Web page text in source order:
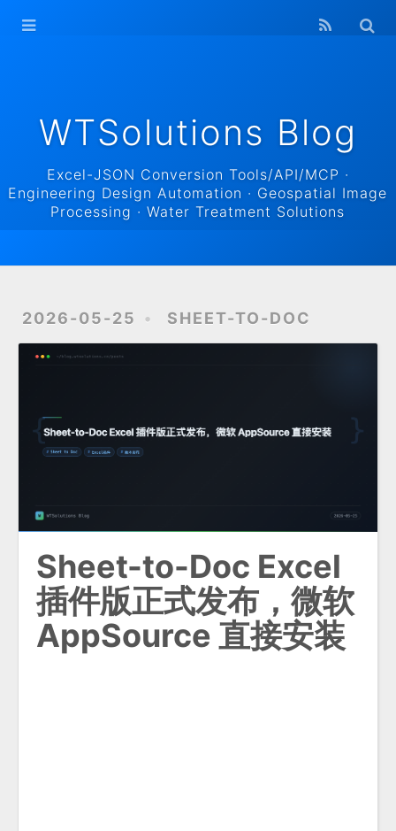
WTSolutions Blog
Excel-JSON Conversion Tools/API/MCP ·
Engineering Design Automation · Geospatial Image
Processing · Water Treatment Solutions
2026-05-25 SHEET-TO-DOC
Sheet-to-Doc Excel
插件版正式发布，微软
AppSource 直接安装
WTSolutions